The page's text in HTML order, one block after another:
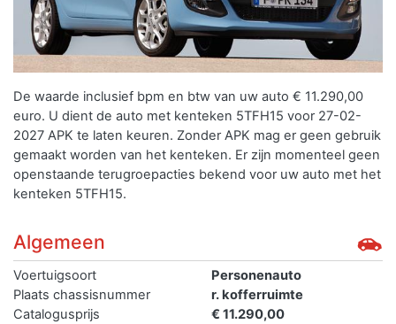
De waarde inclusief bpm en btw van uw auto € 11.290,00
euro. U dient de auto met kenteken 5TFH15 voor 27-02-
2027 APK te laten keuren. Zonder APK mag er geen gebruik
gemaakt worden van het kenteken. Er zijn momenteel geen
openstaande terugroepacties bekend voor uw auto met het
kenteken 5TFH15.
Algemeen
Voertuigsoort
Personenauto
Plaats chassisnummer
r. kofferruimte
Catalogusprijs
€ 11.290,00